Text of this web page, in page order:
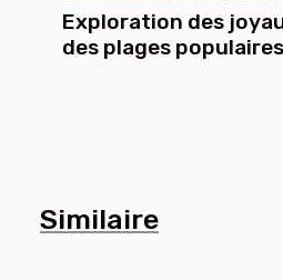
Exploration des
des plages
Similaire